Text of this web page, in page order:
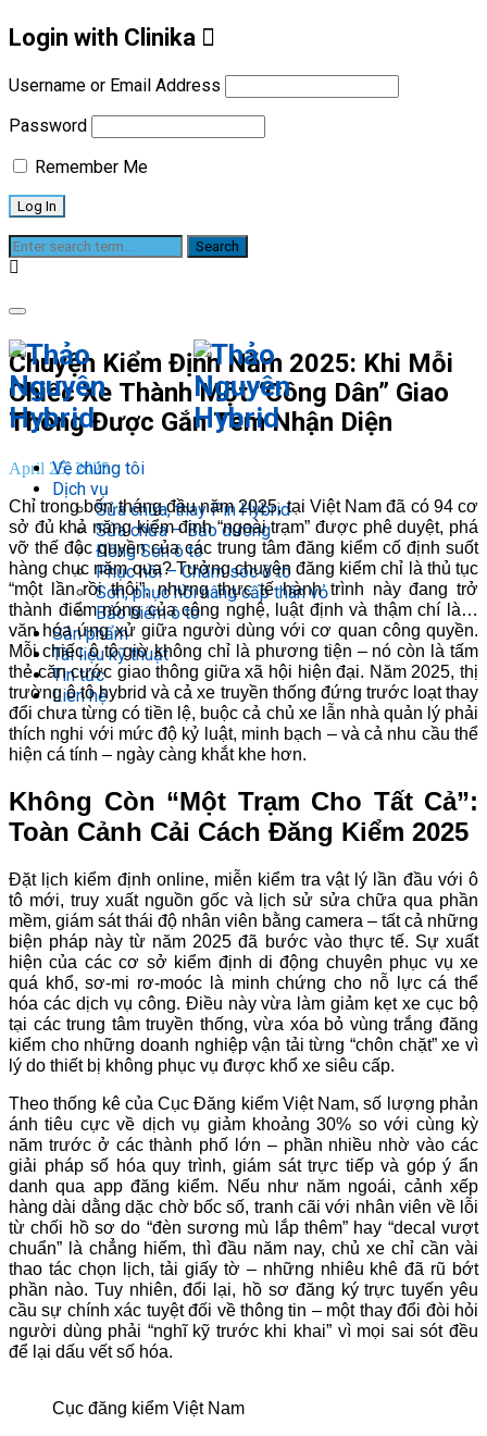
Login with Clinika
Username or Email Address
Password
Remember Me
Về chúng tôi
Dịch vụ
Sửa chữa, thay Pin Hybrid
Sửa chữa – Bảo dưỡng
Đồng Sơn ô tô
Phục hồi – Chăm sóc ô tô
Sơn, phục hồi nâng cấp thân vỏ
Bảo hiểm ô tô
Sản phẩm
Tài liệu kỹ thuật
Tin tức
Liên hệ
Blog
Chuyện Kiểm Định Năm 2025: Khi Mỗi
Chiếc Xe Thành Một “Công Dân” Giao
Thông Được Gắn Tem Nhận Diện
April 25, 2025
Chỉ trong bốn tháng đầu năm 2025, tại Việt Nam đã có 94 cơ
sở đủ khả năng kiểm định “ngoài trạm” được phê duyệt, phá
vỡ thế độc quyền của các trung tâm đăng kiểm cố định suốt
hàng chục năm qua? Tưởng chuyện đăng kiểm chỉ là thủ tục
“một lần rồi thôi”, nhưng thực tế hành trình này đang trở
thành điểm nóng của công nghệ, luật định và thậm chí là…
văn hóa ứng xử giữa người dùng với cơ quan công quyền.
Mỗi chiếc ô tô giờ không chỉ là phương tiện – nó còn là tấm
thẻ căn cước giao thông giữa xã hội hiện đại. Năm 2025, thị
trường ô tô hybrid và cả xe truyền thống đứng trước loạt thay
đổi chưa từng có tiền lệ, buộc cả chủ xe lẫn nhà quản lý phải
thích nghi với mức độ kỷ luật, minh bạch – và cả nhu cầu thể
hiện cá tính – ngày càng khắt khe hơn.
Không Còn “Một Trạm Cho Tất Cả”:
Toàn Cảnh Cải Cách Đăng Kiểm 2025
Đặt lịch kiểm định online, miễn kiểm tra vật lý lần đầu với ô
tô mới, truy xuất nguồn gốc và lịch sử sửa chữa qua phần
mềm, giám sát thái độ nhân viên bằng camera – tất cả những
biện pháp này từ năm 2025 đã bước vào thực tế. Sự xuất
hiện của các cơ sở kiểm định di động chuyên phục vụ xe
quá khổ, sơ-mi rơ-moóc là minh chứng cho nỗ lực cá thể
hóa các dịch vụ công. Điều này vừa làm giảm kẹt xe cục bộ
tại các trung tâm truyền thống, vừa xóa bỏ vùng trắng đăng
kiểm cho những doanh nghiệp vận tải từng “chôn chặt” xe vì
lý do thiết bị không phục vụ được khổ xe siêu cấp.
Theo thống kê của Cục Đăng kiểm Việt Nam, số lượng phản
ánh tiêu cực về dịch vụ giảm khoảng 30% so với cùng kỳ
năm trước ở các thành phố lớn – phần nhiều nhờ vào các
giải pháp số hóa quy trình, giám sát trực tiếp và góp ý ẩn
danh qua app đăng kiểm. Nếu như năm ngoái, cảnh xếp
hàng dài dằng dặc chờ bốc số, tranh cãi với nhân viên về lỗi
từ chối hồ sơ do “đèn sương mù lắp thêm” hay “decal vượt
chuẩn” là chẳng hiếm, thì đầu năm nay, chủ xe chỉ cần vài
thao tác chọn lịch, tải giấy tờ – những nhiêu khê đã rũ bớt
phần nào. Tuy nhiên, đổi lại, hồ sơ đăng ký trực tuyến yêu
cầu sự chính xác tuyệt đối về thông tin – một thay đổi đòi hỏi
người dùng phải “nghĩ kỹ trước khi khai” vì mọi sai sót đều
để lại dấu vết số hóa.
Cục đăng kiểm Việt Nam